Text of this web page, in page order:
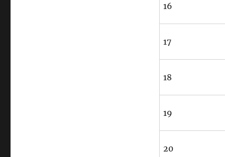
16
17
18
19
20